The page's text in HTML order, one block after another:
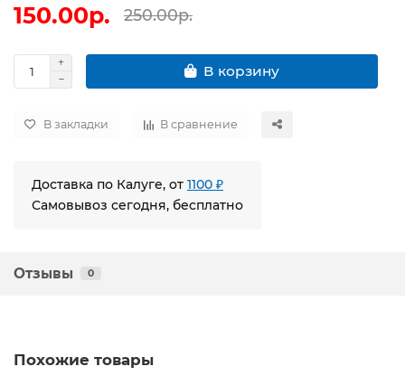
150.00р. 250.00р.
В корзину
В закладки В сравнение
Доставка по Калуге, от 1100 ₽
Самовывоз сегодня, бесплатно
Отзывы 0
Похожие товары